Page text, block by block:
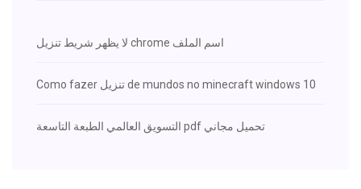
لا يظهر شريط تنزيل chrome اسم الملف
Como fazer تنزيل de mundos no minecraft windows 10
التسويق العالمي الطبعة التاسعة pdf تحميل مجاني